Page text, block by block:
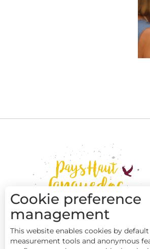
Cookie preference
management
This website enables cookies by
measurement tools and anonymous